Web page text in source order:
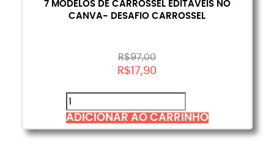
7 MODELOS DE CARROSSEL EDITÁVEIS NO
CANVA- DESAFIO CARROSSEL
R$97,00
R$ 17,90
ADICIONAR AO CARRINHO